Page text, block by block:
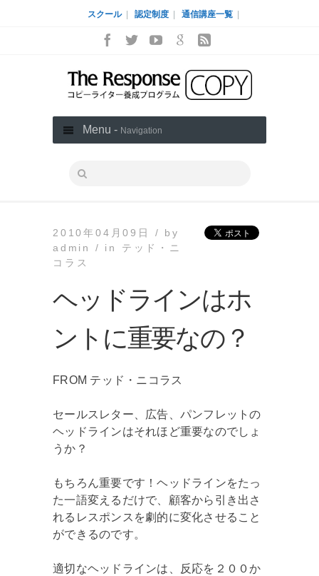
スクール 認定制度 通信講座一覧
Menu - Navigation
2010年04月09日 / by
admin / in
テッド・ニ
コラス
ヘッドラインはホ
ントに重要なの？
FROM テッド・ニコラス
セールスレター、広告、パンフレットの
ヘッドラインはそれほど重要なのでしょ
うか？
もちろん重要です！ヘッドラインをたっ
た一語変えるだけで、顧客から引き出さ
れるレスポンスを劇的に変化させること
ができるのです。
適切なヘッドラインは、反応を２００か